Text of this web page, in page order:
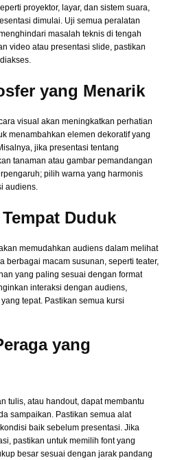
proyektor, layar, dan sistem suara,
dimulai. Uji semua peralatan
masalah teknis di tengah
video atau presentasi slide, pastikan
yang Menarik
visual akan meningkatkan perhatian
menambahkan elemen dekoratif yang
jika presentasi tentang
tanaman atau gambar pemandangan
pilih warna yang harmonis
audiens.
Duduk
memudahkan audiens dalam melihat
berbagai macam susunan, seperti teater,
yang paling sesuai dengan format
interaksi dengan audiens,
tepat. Pastikan semua kursi
yang
tulis, atau handout, dapat membantu
sampaikan. Pastikan semua alat
baik sebelum presentasi. Jika
pastikan untuk memilih font yang
besar sesuai dengan jarak pandang